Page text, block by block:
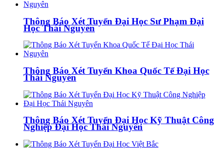
Thông Báo Xét Tuyển Đại Học Sư Phạm Đại
Học Thái Nguyên
Thông Báo Xét Tuyển Khoa Quốc Tế Đại Học
Thái Nguyên
Thông Báo Xét Tuyển Đại Học Kỹ Thuật Công
Nghiệp Đại Học Thái Nguyên